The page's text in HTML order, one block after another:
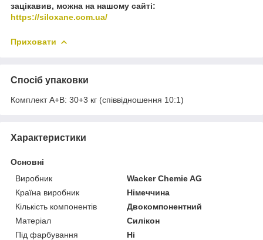
зацікавив, можна на нашому сайті:
https://siloxane.com.ua/
Приховати
Спосіб упаковки
Комплект A+B: 30+3 кг (співвідношення 10:1)
Характеристики
Основні
Виробник
Wacker Chemie AG
Країна виробник
Німеччина
Кількість компонентів
Двокомпонентний
Матеріал
Силікон
Під фарбування
Ні